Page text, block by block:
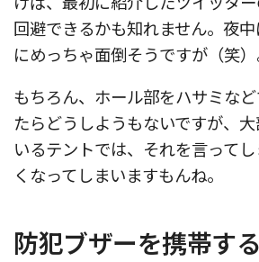
回避できるかも知れません。夜
にめっちゃ面倒そうですが（笑）
もちろん、ホール部をハサミな
たらどうしようもないですが、
いるテントでは、それを言って
くなってしまいますもんね。
防犯ブザーを携帯する